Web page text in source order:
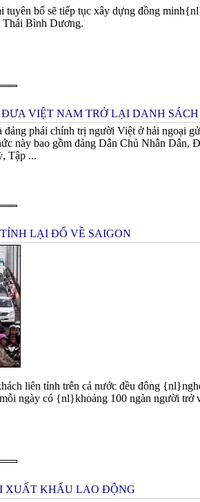
bố sẽ tiếp tục xây dựng đồng
Thái Bình Dương.
VIỆT NAM TRỞ LẠI DANH SÁCH
phái chính trị người Việt ở hải ngoại
này bao gồm đảng Dân Chủ Nhân
Tập ...
LẠI ĐỔ VỀ SAIGON
liên tỉnh trên cả nước đều đông
ngày có {nl}khoảng 100 ngàn người trở
XUẤT KHẨU LAO ĐỘNG